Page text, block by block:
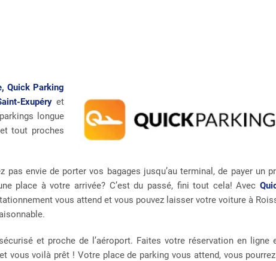
Quick Parking
Exupéry et
longue
tout proches
pas envie de porter vos bagages jusqu’au terminal, de payer un
place à votre arrivée? C’est du passé, fini tout cela! Avec
vous attend et vous pouvez laisser votre voiture à
et proche de l’aéroport. Faites votre réservation en ligne
vous voilà prêt ! Votre place de parking vous attend, vous